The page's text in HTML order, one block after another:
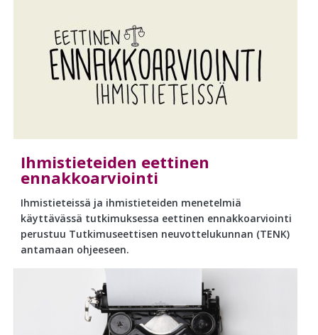
Ihmistieteiden eettinen
ennakkoarviointi
Ihmistieteissä ja ihmistieteiden menetelmiä
käyttävässä tutkimuksessa eettinen ennakkoarviointi
perustuu Tutkimuseettisen neuvottelukunnan (TENK)
antamaan ohjeeseen.